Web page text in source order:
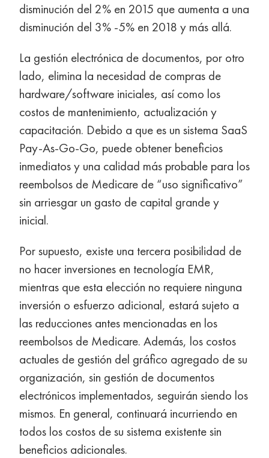
disminución del 2% en 2015 que aumenta a una
disminución del 3% -5% en 2018 y más allá.
La gestión electrónica de documentos, por otro
lado, elimina la necesidad de compras de
hardware/software iniciales, así como los
costos de mantenimiento, actualización y
capacitación. Debido a que es un sistema SaaS
Pay-As-Go-Go, puede obtener beneficios
inmediatos y una calidad más probable para los
reembolsos de Medicare de “uso significativo”
sin arriesgar un gasto de capital grande y
inicial.
Por supuesto, existe una tercera posibilidad de
no hacer inversiones en tecnología EMR,
mientras que esta elección no requiere ninguna
inversión o esfuerzo adicional, estará sujeto a
las reducciones antes mencionadas en los
reembolsos de Medicare. Además, los costos
actuales de gestión del gráfico agregado de su
organización, sin gestión de documentos
electrónicos implementados, seguirán siendo los
mismos. En general, continuará incurriendo en
todos los costos de su sistema existente sin
beneficios adicionales.